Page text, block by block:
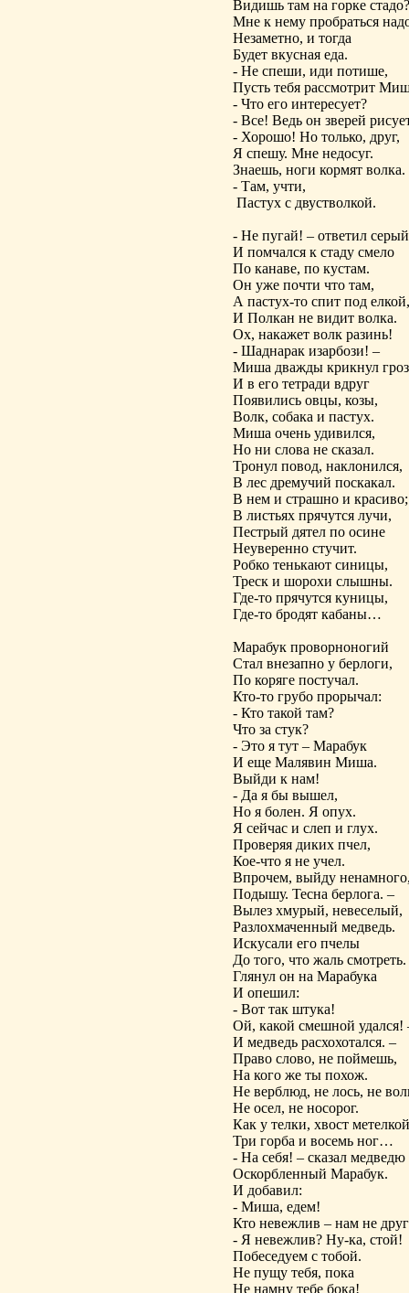
Видишь там на горке стадо?
Мне к нему пробраться
Незаметно, и тогда
Будет вкусная еда.
- Не спеши, иди потише,
Пусть тебя рассмотрит
- Что его интересует?
- Все! Ведь он зверей
- Хорошо! Но только, друг,
Я спешу. Мне недосуг.
Знаешь, ноги кормят волка.
- Там, учти,
Пастух с двустволкой.
- Не пугай! – ответил серый
И помчался к стаду смело
По канаве, по кустам.
Он уже почти что там,
А пастух-то спит под елкой,
И Полкан не видит волка.
Ох, накажет волк разинь!
- Шаднарак изарбози! –
Миша дважды крикнул
И в его тетради вдруг
Появились овцы, козы,
Волк, собака и пастух.
Миша очень удивился,
Но ни слова не сказал.
Тронул повод, наклонился,
В лес дремучий поскакал.
В нем и страшно и красиво;
В листьях прячутся лучи,
Пестрый дятел по осине
Неуверенно стучит.
Робко тенькают синицы,
Треск и шорохи слышны.
Где-то прячутся куницы,
Где-то бродят кабаны…
Марабук проворноногий
Стал внезапно у берлоги,
По коряге постучал.
Кто-то грубо прорычал:
- Кто такой там?
Что за стук?
- Это я тут – Марабук
И еще Малявин Миша.
Выйди к нам!
- Да я бы вышел,
Но я болен. Я опух.
Я сейчас и слеп и глух.
Проверяя диких пчел,
Кое-что я не учел.
Впрочем, выйду
Подышу. Тесна берлога. –
Вылез хмурый, невеселый,
Разлохмаченный медведь.
Искусали его пчелы
До того, что жаль смотреть.
Глянул он на Марабука
И опешил:
- Вот так штука!
Ой, какой смешной удался!
И медведь расхохотался. –
Право слово, не поймешь,
На кого же ты похож.
Не верблюд, не лось, не
Не осел, не носорог.
Как у телки, хвост
Три горба и восемь ног…
- На себя! – сказал медведю
Оскорбленный Марабук.
И добавил:
- Миша, едем!
Кто невежлив – нам не
- Я невежлив? Ну-ка, стой!
Побеседуем с тобой.
Не пущу тебя, пока
Не намну тебе бока!